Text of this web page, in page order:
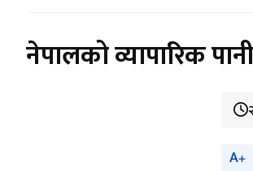
नेपालको व्यापारिक
A